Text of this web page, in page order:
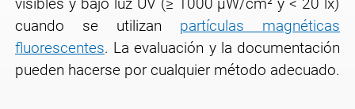
cuando se utilizan partículas magnéticas
fluorescentes. La evaluación y la documentación
pueden hacerse por cualquier método adecuado.